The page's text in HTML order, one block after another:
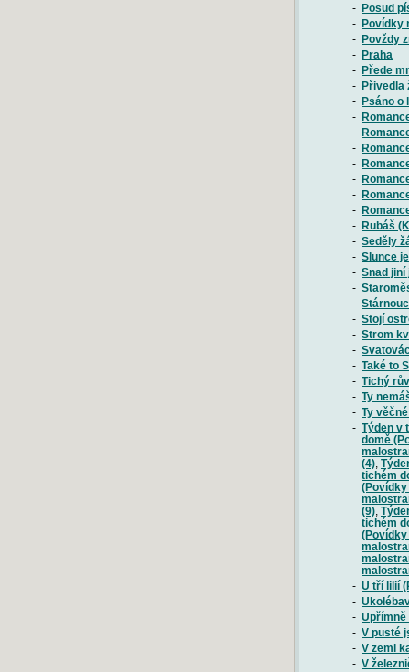
-
Posud
-
Povídky
-
Povždy
-
Praha
-
Přede
-
Přivedla
-
Psáno
-
-
-
-
-
-
-
-
Rubáš
- Seděly
- Slunce
- Snad jiní
-
-
- Stojí
- Strom
-
- Také to
- Tichý
- Ty
- Ty
- Týden v
domě
(4)
tichém
(9)
tichém
- U tří lilií
-
- Upřímně
- V pusté
- V zemi
- V